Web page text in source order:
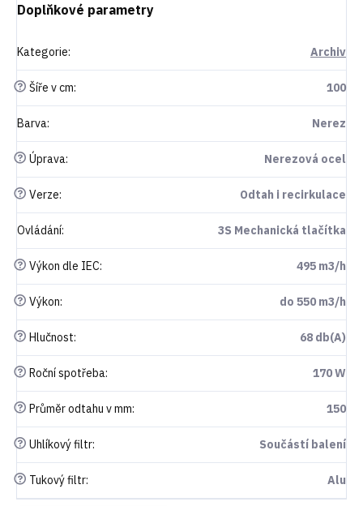
Doplňkové parametry
Kategorie: Archiv
? Šíře v cm: 100
Barva: Nerez
? Úprava: Nerezová ocel
? Verze: Odtah i recirkulace
Ovládání: 3S Mechanická tlačítka
? Výkon dle IEC: 495 m3/h
? Výkon: do 550 m3/h
? Hlučnost: 68 db(A)
? Roční spotřeba: 170 W
? Průměr odtahu v mm: 150
? Uhlíkový filtr: Součástí balení
? Tukový filtr: Alu